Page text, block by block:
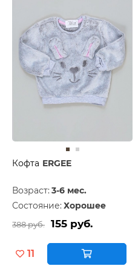
Кофта ERGEE
Возраст: 3-6 мес.
Состояние: Хорошее
388 руб. 155 руб.
11